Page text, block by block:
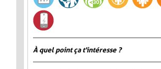
À quel point ça t'intéresse ?